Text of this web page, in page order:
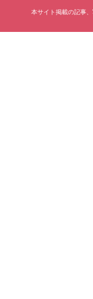
本サイト掲載の記事